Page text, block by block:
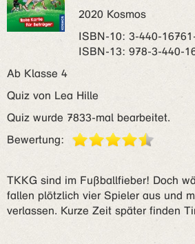
2020 Kosmos
ISBN‑10: 3-440-
ISBN‑13: 978-3-440-
Ab Klasse 4
Quiz von Lea Hille
Quiz wurde 7833-mal bearbeitet.
Bewertung:
TKKG sind im Fußballfieber! Doch
fallen plötzlich vier Spieler aus und
verlassen. Kurze Zeit später finden